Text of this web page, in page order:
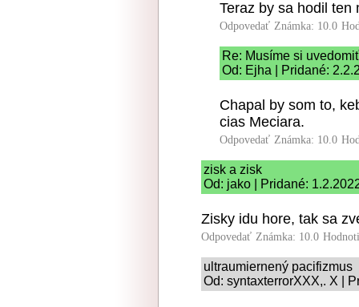
Teraz by sa hodil ten
Odpovedať Známka: 10.0
Re: Musíme si
Od: Ejha | Pridané:
Chapal by som to,
cias Meciara.
Odpovedať Známka: 10.0
zisk a zisk
Od: jako | Pridané:
Zisky idu hore, tak sa
Odpovedať Známka: 10.0
ultraumiernený pacifizmus
Od: syntaxterrorXXX,. X |